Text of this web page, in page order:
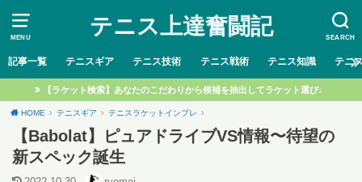
MENU SEARCH
テニス上達奮闘記
記事一覧 テニスギア テニス技術 テニス戦術 テニス知識 テニ
【ラケット検索】あなたのこだわりから候補を抽出してラケット選び♩
HOME テニスギア テニスラケットインプレ
【Babolat】ピュアドライブVS情報〜待望の
新スペック誕生